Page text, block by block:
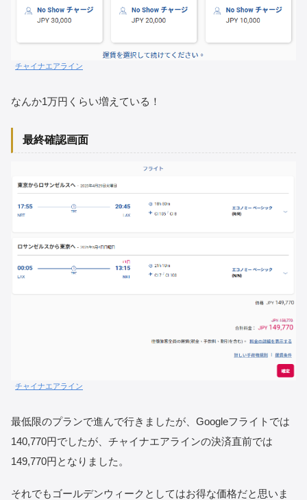
チャイナエアライン
なんか1万円くらい増えている！
最終確認画面
チャイナエアライン
最低限のプランで進んで行きましたが、Googleフライトでは
140,770円でしたが、チャイナエアラインの決済直前では
149,770円となりました。
それでもゴールデンウィークとしてはお得な価格だと思いま